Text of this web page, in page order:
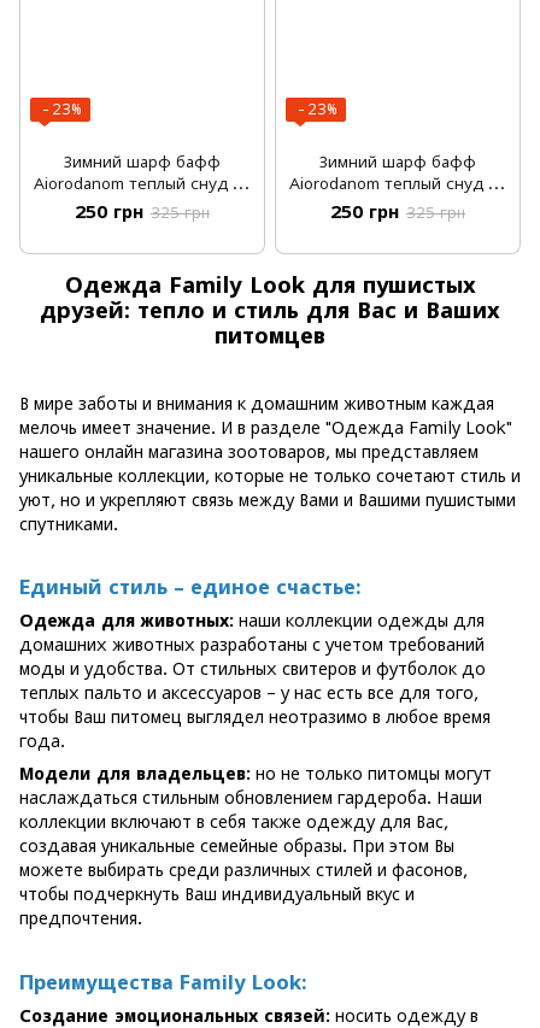
Одежда Family Look для пушистых
друзей: тепло и стиль для Вас и Ваших
питомцев
В мире заботы и внимания к домашним животным каждая
мелочь имеет значение. И в разделе "Одежда Family Look"
нашего онлайн магазина зоотоваров, мы представляем
уникальные коллекции, которые не только сочетают стиль и
уют, но и укрепляют связь между Вами и Вашими пушистыми
спутниками.
Единый стиль – единое счастье:
Одежда для животных: наши коллекции одежды для
домашних животных разработаны с учетом требований
моды и удобства. От стильных свитеров и футболок до
теплых пальто и аксессуаров – у нас есть все для того,
чтобы Ваш питомец выглядел неотразимо в любое время
года.
Модели для владельцев: но не только питомцы могут
наслаждаться стильным обновлением гардероба. Наши
коллекции включают в себя также одежду для Вас,
создавая уникальные семейные образы. При этом Вы
можете выбирать среди различных стилей и фасонов,
чтобы подчеркнуть Ваш индивидуальный вкус и
предпочтения.
Преимущества Family Look:
Создание эмоциональных связей: носить одежду в
−23%
Зимний шарф бафф
Aiorodanom теплый снуд на
шею, черный
250 грн 325 грн
−23%
Зимний шарф бафф
Aiorodanom теплый снуд на
шею, темно-серый (графит)
250 грн 325 грн